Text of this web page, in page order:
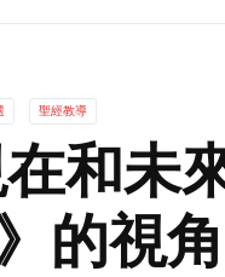
聖經教導
和未
的視角